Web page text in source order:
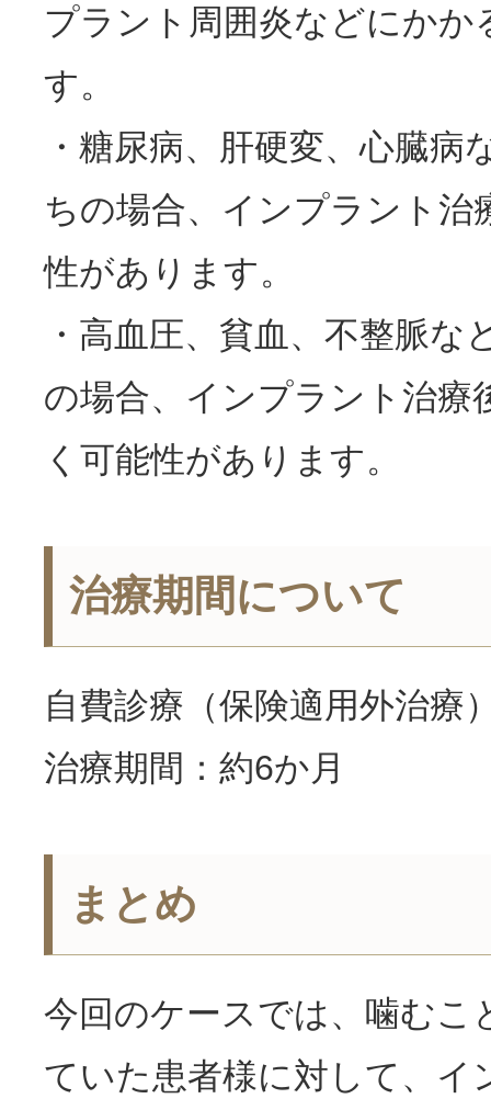
プラント周囲炎などにかか
す。
・糖尿病、肝硬変、心臓病
ちの場合、インプラント治
性があります。
・高血圧、貧血、不整脈な
の場合、インプラント治療
く可能性があります。
治療期間について
自費診療（保険適用外治療
治療期間：約6か月
まとめ
今回のケースでは、噛むこ
ていた患者様に対して、イ